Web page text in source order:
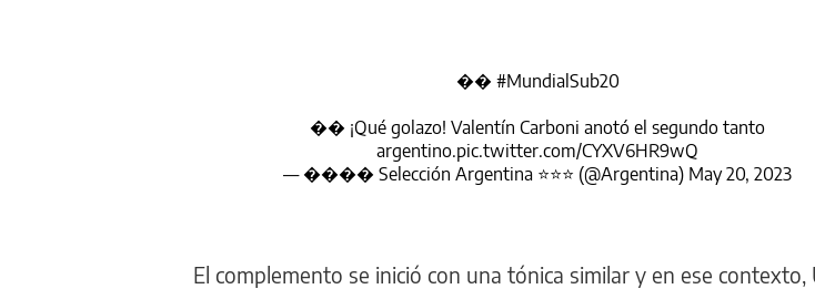
�� #MundialSub20
�� ¡Qué golazo! Valentín Carboni anotó el segundo tanto
argentino.pic.twitter.com/CYXV6HR9wQ
— ���� Selección Argentina ⭐⭐⭐ (@Argentina) May 20, 2023
El complemento se inició con una tónica similar y en ese